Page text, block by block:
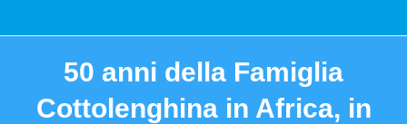
50 anni della Famiglia
Cottolenghina in Africa, in